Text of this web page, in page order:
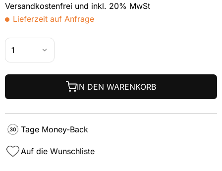
Versandkostenfrei und inkl. 20% MwSt
Lieferzeit auf Anfrage
IN DEN WARENKORB
Tage Money-Back
Auf die Wunschliste